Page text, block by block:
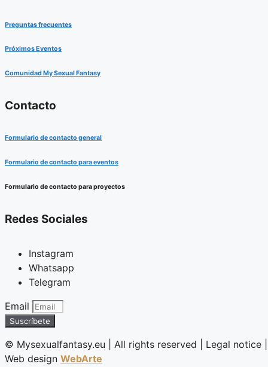
Preguntas frecuentes
Próximos Eventos
Comunidad My Sexual Fantasy
Contacto
Formulario de contacto general
Formulario de contacto para eventos
Formulario de contacto para proyectos
Redes Sociales
Instagram
Whatsapp
Telegram
Email
Suscríbete
©️ Mysexualfantasy.eu | All rights reserved | Legal notice |
Web design WebArte